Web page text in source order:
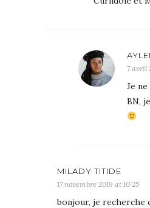
7 avril
Je
BN,
MILADY TITIDE
17 novembre 2019 at 10:25
bonjour, je recherche